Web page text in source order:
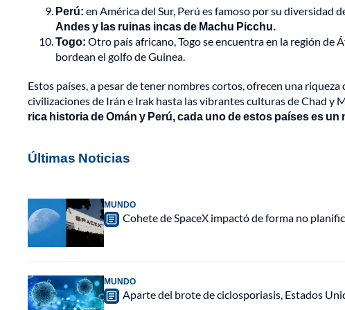
Perú: en América del Sur, Perú es famoso por su diversidad
Andes y las ruinas incas de Machu Picchu.
Togo: Otro país africano, Togo se encuentra en la región de
bordean el golfo de Guinea.
Estos países, a pesar de tener nombres cortos, ofrecen una
civilizaciones de Irán e Irak hasta las vibrantes culturas de Chad y
rica historia de Omán y Perú, cada uno de estos países es un
Últimas Noticias
MUNDO
Cohete de SpaceX impactó de forma no
MUNDO
Aparte del brote de ciclosporiasis, Estados